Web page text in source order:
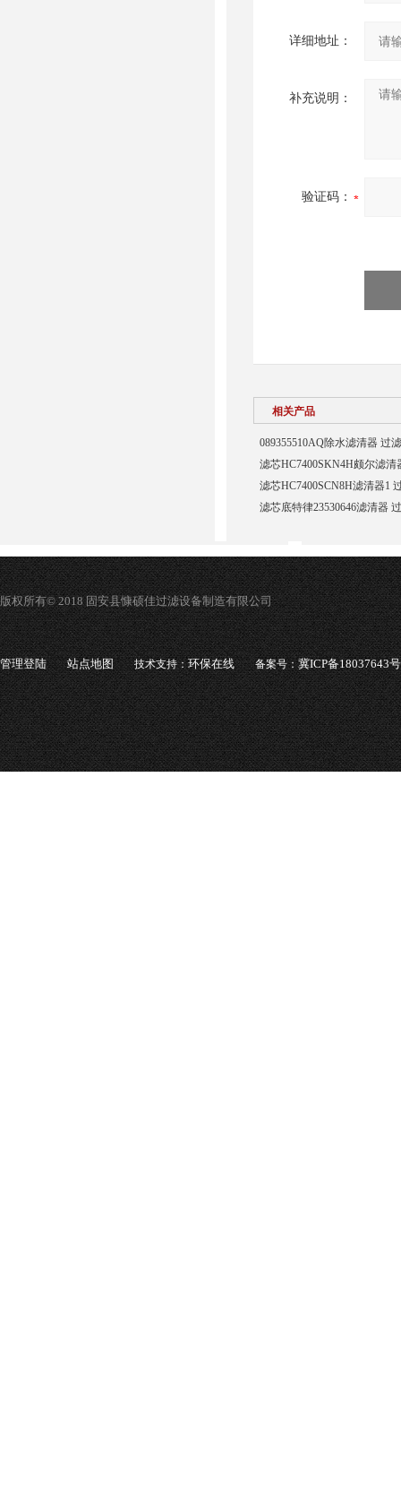
详细地址：
补充说明：
验证码：
相关产品
089355510AQ除水滤清器 过
滤芯HC7400SKN4H颇尔滤清
滤芯HC7400SCN8H滤清器1
滤芯底特律23530646滤清器
版权所有© 2018 固安县慷硕佳过滤设备制造有限公司
管理登陆 站点地图 技术支持：环保在线 备案号：冀ICP备18037643